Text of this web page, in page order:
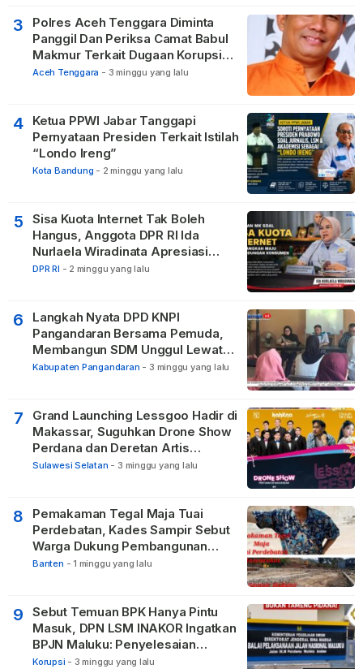
3
Polres Aceh Tenggara Diminta
Panggil Dan Periksa Camat Babul
Makmur Terkait Dugaan Korupsi
DD di 20 Desa
Aceh Tenggara - 3 minggu yang lalu
4
Ketua PPWI Jabar Tanggapi
Pernyataan Presiden Terkait Istilah
“Londo Ireng”
Kota Bandung - 2 minggu yang lalu
5
Sisa Kuota Internet Tak Boleh
Hangus, Anggota DPR RI Ida
Nurlaela Wiradinata Apresiasi
Putusan MK
DPR RI - 2 minggu yang lalu
6
Langkah Nyata DPD KNPI
Pangandaran Bersama Pemuda,
Membangun SDM Unggul Lewat
Pendidikan
Kabupaten Pangandaran - 3 minggu yang lalu
7
Grand Launching Lessgoo Hadir di
Makassar, Suguhkan Drone Show
Perdana dan Deretan Artis
Nasional
Sulawesi Selatan - 3 minggu yang lalu
8
Pemakaman Tegal Maja Tuai
Perdebatan, Kades Sampir Sebut
Warga Dukung Pembangunan
TPBU karena Dinilai Bawa Manfaat
Banten - 1 minggu yang lalu
9
Sebut Temuan BPK Hanya Pintu
Masuk, DPN LSM INAKOR Ingatkan
BPJN Maluku: Penyelesaian
Administratif Tidak Menghapus
Korupsi - 3 minggu yang lalu